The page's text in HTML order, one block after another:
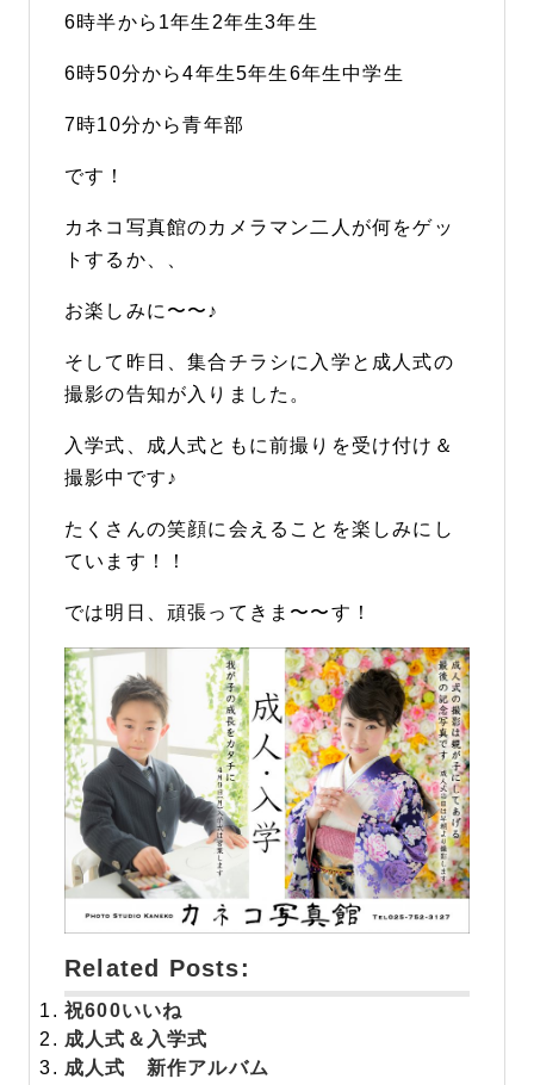
6時半から1年生2年生3年生
6時50分から4年生5年生6年生中学生
7時10分から青年部
です！
カネコ写真館のカメラマン二人が何をゲッ
トするか、、
お楽しみに〜〜♪
そして昨日、集合チラシに入学と成人式の
撮影の告知が入りました。
入学式、成人式ともに前撮りを受け付け＆
撮影中です♪
たくさんの笑顔に会えることを楽しみにし
ています！！
では明日、頑張ってきま〜〜す！
Related Posts:
祝600いいね
成人式＆入学式
成人式 新作アルバム